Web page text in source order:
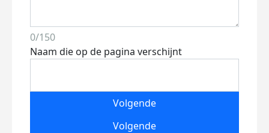
0/150
Naam die op de pagina verschijnt
Volgende
Volgende